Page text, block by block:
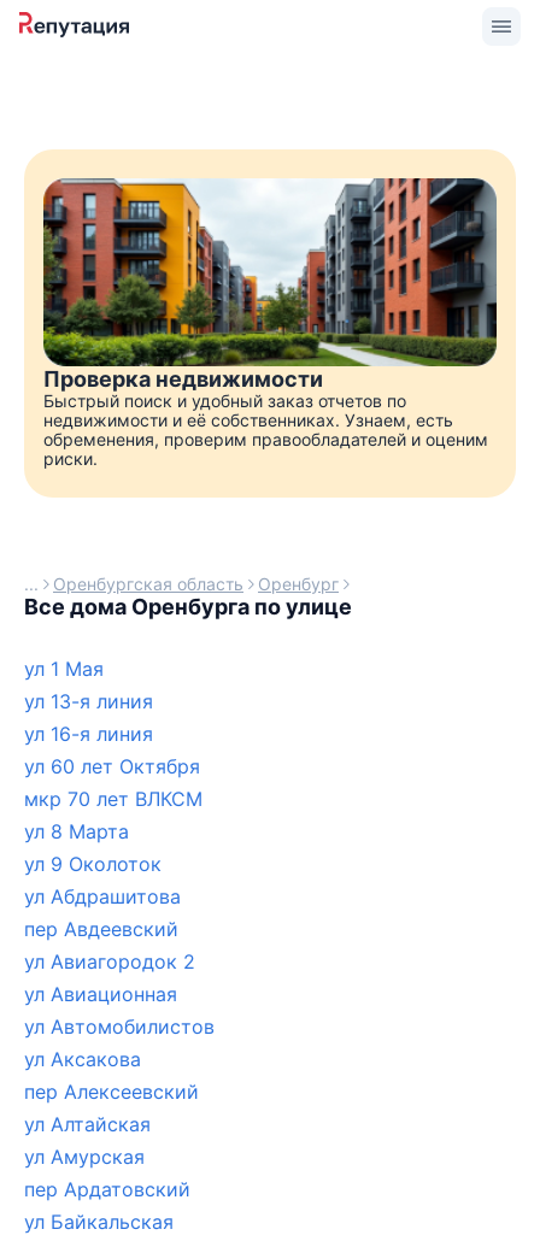
Проверка недвижимости
Быстрый поиск и удобный заказ отчетов по
недвижимости и её собственниках. Узнаем, есть
обременения, проверим правообладателей и оценим
риски.
Оренбургская область Оренбург
Все дома Оренбурга по улице
ул 1 Мая
ул 13-я линия
ул 16-я линия
ул 60 лет Октября
мкр 70 лет ВЛКСМ
ул 8 Марта
ул 9 Околоток
ул Абдрашитова
пер Авдеевский
ул Авиагородок 2
ул Авиационная
ул Автомобилистов
ул Аксакова
пер Алексеевский
ул Алтайская
ул Амурская
пер Ардатовский
ул Байкальская